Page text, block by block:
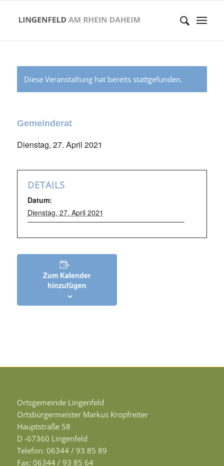
Diese Veranstaltung hat bereits stattgefunden.
Gemeinderat
Dienstag, 27. April 2021
DETAILS
Datum:
Dienstag, 27. April 2021
Zum Kalender
hinzufügen
Ortsgemeinde Lingenfeld
Ortsbürgermeister Markus Kropfreiter
Hauptstraße 58
D -67360 Lingenfeld
Telefon: 06344 / 93 85 89
Fax: 06344 / 93 85 64